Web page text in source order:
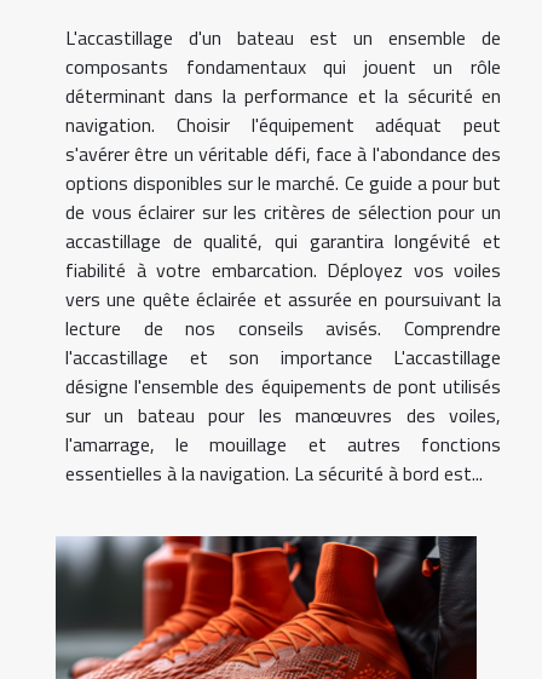
L'accastillage d'un bateau est un ensemble de
composants fondamentaux qui jouent un rôle
déterminant dans la performance et la sécurité en
navigation. Choisir l'équipement adéquat peut
s'avérer être un véritable défi, face à l'abondance des
options disponibles sur le marché. Ce guide a pour but
de vous éclairer sur les critères de sélection pour un
accastillage de qualité, qui garantira longévité et
fiabilité à votre embarcation. Déployez vos voiles
vers une quête éclairée et assurée en poursuivant la
lecture de nos conseils avisés. Comprendre
l'accastillage et son importance L'accastillage
désigne l'ensemble des équipements de pont utilisés
sur un bateau pour les manœuvres des voiles,
l'amarrage, le mouillage et autres fonctions
essentielles à la navigation. La sécurité à bord est...